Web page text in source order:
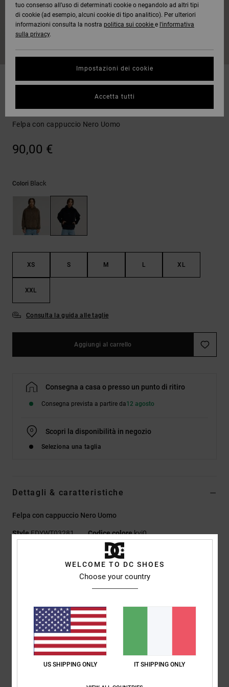
Tutto
Onyx
Fuego
Stivali da
Tutto
Capispalla
Shorts
Boardshorts
Jeans,
Pantaloni
Tutto
Berretti
Accessori
Guarda
Guarda
Tutto
OFFERTE
Capispalla
T-shirt
Camicie e
polo
Felpe
Quiksilver
Freedom
Guida alle
Avvia una
Avvia una
conversazione
Trova le
risposte
CARTA
DC Backlash
Felpa con cappuccio Nero Uomo
90,00 €
Colori Black
XS S M L XL
XXL
Consulta la guida alle taglie
Aggiungi al carrello
Consegna a casa o presso un punto di ritiro
Consegna prevista a partire da12 agosto
Scopri la disponibilità in negozio
Seleziona una taglia
Dettagli & caratteristiche
Felpa con cappuccio Nero Uomo
StyleEDYWT03281 Codice colorekvj0
98% cotone, 2% elastan, velluto a coste intrecciato,
Tasca canguro
Fettuccia interna al collo a spina di pesce
Coulisse con puntali in metallo logati
Ricamo sul petto
Logo DC 1994
WELCOME TO DC SHOES
Choose your country
US SHIPPING ONLY IT SHIPPING ONLY
tuo consenso all’uso di determinati cookie o negandolo ad altri tipi
di cookie (ad esempio, alcuni cookie di tipo analitico). Per ulteriori
informazioni consulta la nostra politica sui cookie e l'informativa
sulla privacy.
Impostazioni dei cookie
Accetta tutti